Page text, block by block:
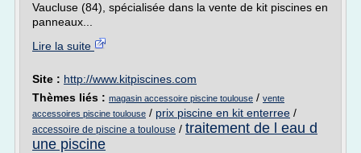
Vaucluse (84), spécialisée dans la vente de kit piscines en
panneaux...
Lire la suite
Site : http://www.kitpiscines.com
Thèmes liés : magasin accessoire piscine toulouse / vente
accessoires piscine toulouse / prix piscine en kit enterree /
accessoire de piscine a toulouse / traitement de l eau d
une piscine